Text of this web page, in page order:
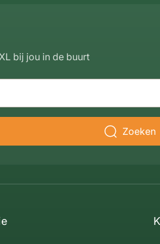
bij jou in de buurt
Zoeken